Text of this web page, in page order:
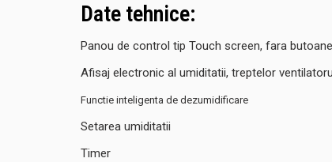
Date tehnice:
Panou de control tip Touch screen, fara
Afisaj electronic al umiditatii, treptelor
Functie inteligenta de dezumidificare
Setarea umiditatii
Timer